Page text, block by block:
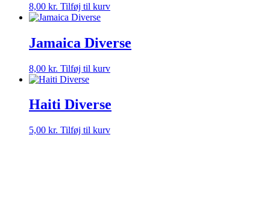
8,00 kr. Tilføj til kurv
Jamaica Diverse
8,00 kr. Tilføj til kurv
Haiti Diverse
5,00 kr. Tilføj til kurv